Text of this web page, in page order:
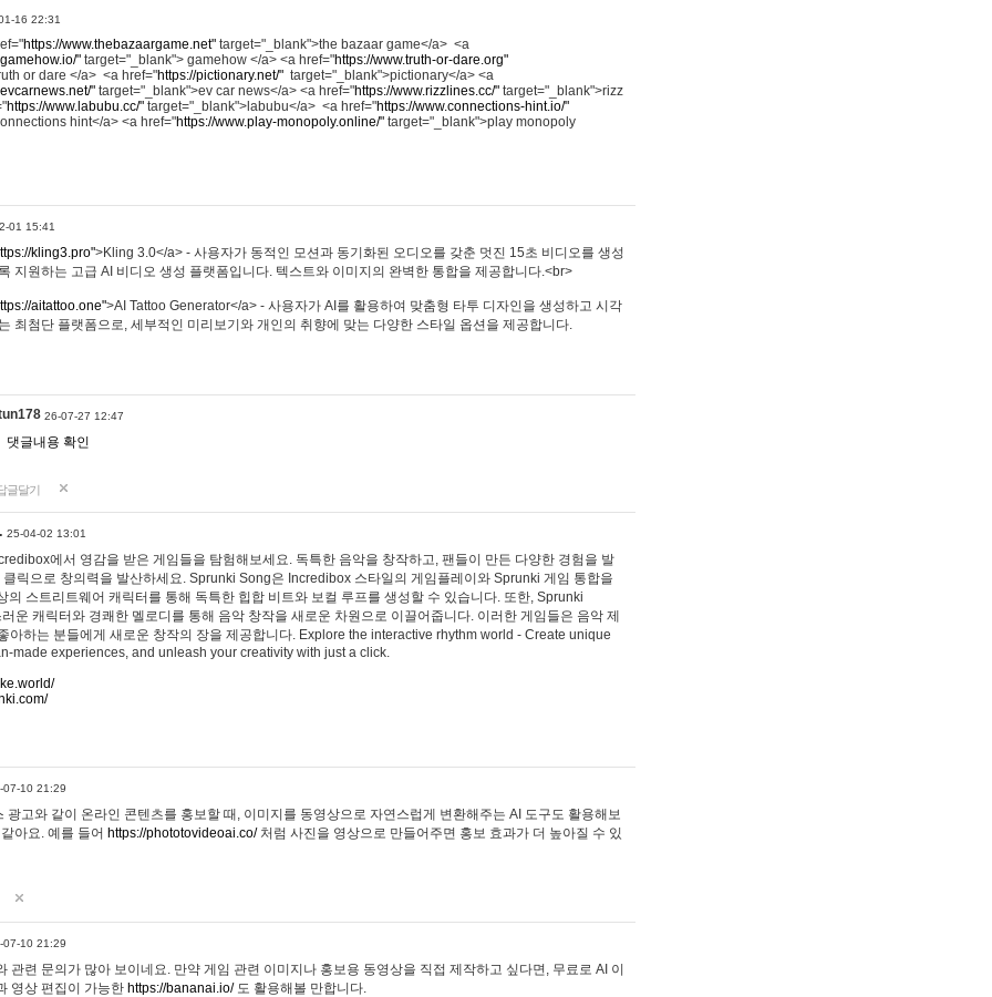
16 22:31
https://www.thebazaargame.net" target="_blank">the bazaar game</a> <a
" target="_blank"> gamehow </a> <a href="https://www.truth-or-dare.org"
or dare </a> <a href="https://pictionary.net/" target="_blank">pictionary</a> <a
" target="_blank">ev car news</a> <a href="https://www.rizzlines.cc/" target="_blank">rizz
https://www.labubu.cc/" target="_blank">labubu</a> <a href="https://www.connections-hint.io/"
hint</a> <a href="https://www.play-monopoly.online/" target="_blank">play monopoly
01 15:41
kling3.pro">Kling 3.0</a> - 사용자가 동적인 모션과 동기화된 오디오를 갖춘 멋진 15초 비디오를 생성
지원하는 고급 AI 비디오 생성 플랫폼입니다. 텍스트와 이미지의 완벽한 통합을 제공합니다.<br>
aitattoo.one">AI Tattoo Generator</a> - 사용자가 AI를 활용하여 맞춤형 타투 디자인을 생성하고 시각
최첨단 플랫폼으로, 세부적인 미리보기와 개인의 취향에 맞는 다양한 스타일 옵션을 제공합니다.
26-07-27 12:47
댓글내용 확인
글달기
25-04-02 13:01
에서 영감을 받은 게임들을 탐험해보세요. 독특한 음악을 창작하고, 팬들이 만든 다양한 경험을 발
클릭으로 창의력을 발산하세요. Sprunki Song은 Incredibox 스타일의 게임플레이와 Sprunki 게임 통합을
의 스트리트웨어 캐릭터를 통해 독특한 힙합 비트와 보컬 루프를 생성할 수 있습니다. 또한, Sprunki
운 캐릭터와 경쾌한 멜로디를 통해 음악 창작을 새로운 차원으로 이끌어줍니다. 이러한 게임들은 음악 제
아하는 분들에게 새로운 창작의 장을 제공합니다. Explore the interactive rhythm world - Create unique
made experiences, and unleash your creativity with just a click.
07-10 21:29
광고와 같이 온라인 콘텐츠를 홍보할 때, 이미지를 동영상으로 자연스럽게 변환해주는 AI 도구도 활용해보
아요. 예를 들어 https://phototovideoai.co/처럼 사진을 영상으로 만들어주면 홍보 효과가 더 높아질 수 있
07-10 21:29
관련 문의가 많아 보이네요. 만약 게임 관련 이미지나 홍보용 동영상을 직접 제작하고 싶다면, 무료로 AI 이
영상 편집이 가능한 https://bananai.io/도 활용해볼 만합니다.